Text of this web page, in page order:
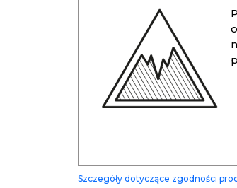
Szczegóły dotyczące zgodności